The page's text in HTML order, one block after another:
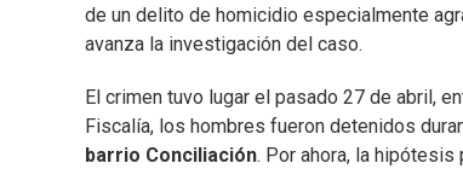
de un delito de homicidio especialmente
avanza la investigación del caso.
El crimen tuvo lugar el pasado 27 de abril,
Fiscalía, los hombres fueron detenidos
barrio Conciliación. Por ahora, la hipótesis